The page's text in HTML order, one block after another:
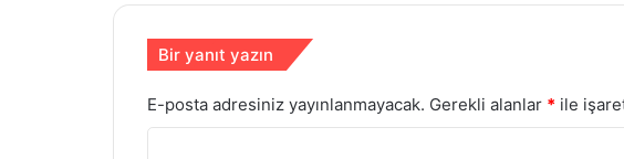
Bir yanıt yazın
E-posta adresiniz yayınlanmayacak. Gerekli alanlar * ile